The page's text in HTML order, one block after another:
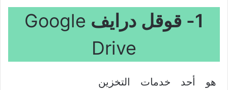
1- قوقل درايف
Google
Drive
هو أحد خدمات التخزين